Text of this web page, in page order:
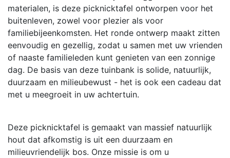
materialen, is deze picknicktafel ontworpen voor het
buitenleven, zowel voor plezier als voor
familiebijeenkomsten. Het ronde ontwerp maakt zitten
eenvoudig en gezellig, zodat u samen met uw vrienden
of naaste familieleden kunt genieten van een zonnige
dag. De basis van deze tuinbank is solide, natuurlijk,
duurzaam en milieubewust - het is ook een cadeau dat
met u meegroeit in uw achtertuin.
Deze picknicktafel is gemaakt van massief natuurlijk
hout dat afkomstig is uit een duurzaam en
milieuvriendelijk bos. Onze missie is om u